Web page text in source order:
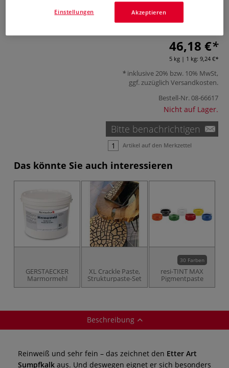
46,18 €
5 kg | 1 kg: 9,24 €
inklusive 20% bzw. 10% MwSt,
ggf. zuzüglich Versandkosten.
Bestell-Nr.08-66617
Nicht auf Lager.
Bitte benachrichtigen
Artikel auf den Merkzettel
Das könnte Sie auch interessieren
GERSTAECKER
Marmormehl
XL Crackle Paste,
Strukturpaste-Set
30 Farben
resi-TINT MAX
Pigmentpaste
Beschreibung
Reinweiß und sehr fein – das zeichnet den Etter Art
Sumpfkalk aus. Und deswegen eignet er sich besonders
Akzeptieren
Einstellungen